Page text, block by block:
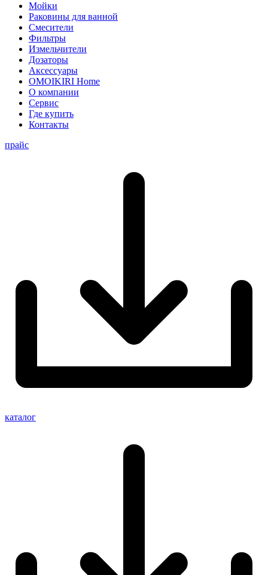
Мойки
Раковины для ванной
Смесители
Фильтры
Измельчители
Дозаторы
Аксессуары
OMOIKIRI Home
О компании
Сервис
Где купить
Контакты
прайс
каталог